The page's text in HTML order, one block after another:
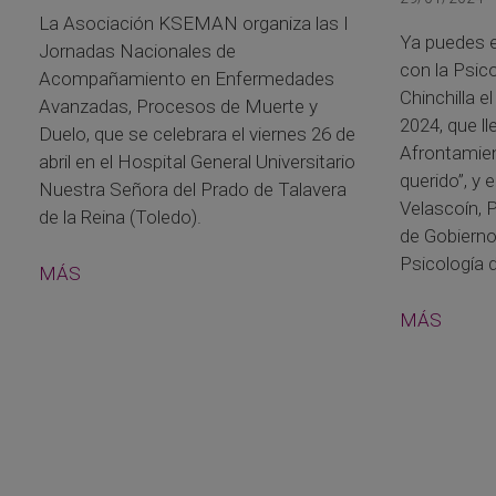
La Asociación KSEMAN organiza las I
Jornadas Nacionales de
Acompañamiento en Enfermedades
Avanzadas, Procesos de Muerte y
Duelo, que se celebrara el viernes 26 de
abril en el Hospital General Universitario
Nuestra Señora del Prado de Talavera
de la Reina (Toledo).
MÁS
Ya puedes
con la
Chinchilla
2024, que
querido”, y
Velascoín,
de
Psicología
MÁS